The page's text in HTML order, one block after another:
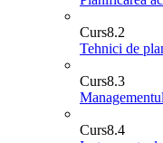
Curs8.2
Tehnici de
Curs8.3
Curs8.4